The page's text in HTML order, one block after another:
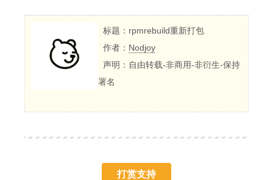
标题：rpmrebuild重新打包
作者： Nodjoy
声明：自由转载-非商用-非衍生-保持
署名
打赏支持